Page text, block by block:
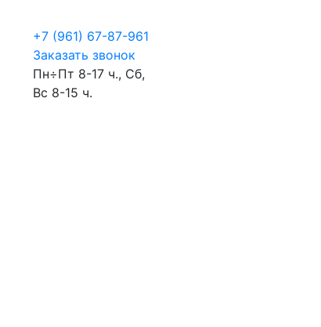
+7 (961) 67-87-961
Заказать звонок
Пн÷Пт 8-17 ч., Сб,
Вс 8-15 ч.